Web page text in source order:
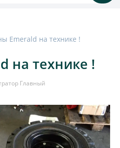
Emerald на технике !
на технике !
Главный